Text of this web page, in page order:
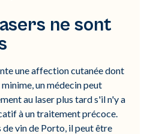
ne sont
une affection cutanée dont
un médecin peut
au laser plus tard s'il n'y a
à un traitement précoce.
de vin de Porto, il peut être